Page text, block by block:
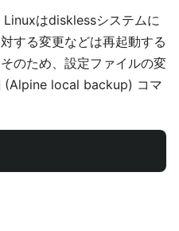
はdisklessシステムに
する変更などは再起動する
のため、設定ファイルの変
(Alpine local backup) コマ